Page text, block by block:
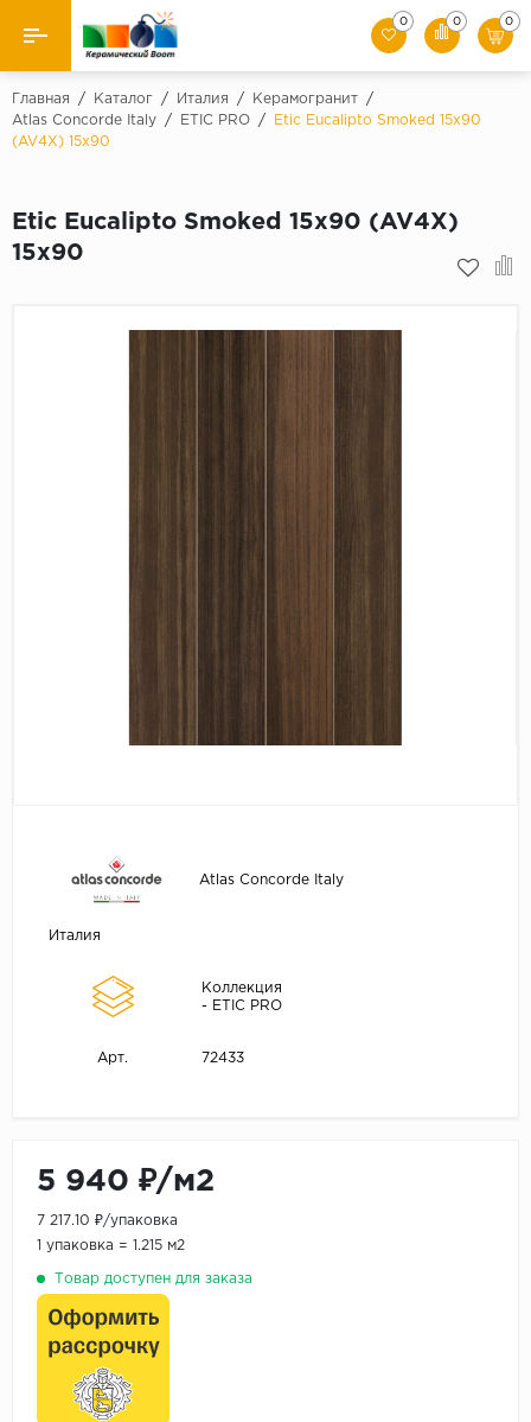
Назад
Производители
Керамогранит
0 0 0
Главная / Каталог / Италия / Керамогранит
/
Atlas Concorde Italy
/ ETIC PRO /
Etic Eucalipto Smoked 15x90
(AV4X) 15x90
Etic Eucalipto Smoked 15x90 (AV4X)
15x90
Atlas Concorde Italy
Италия
Коллекция
- ETIC PRO
Арт. 72433
5 940 ₽/м2
7 217.10 ₽/упаковка
1 упаковка = 1.215 м2
Товар доступен для заказа